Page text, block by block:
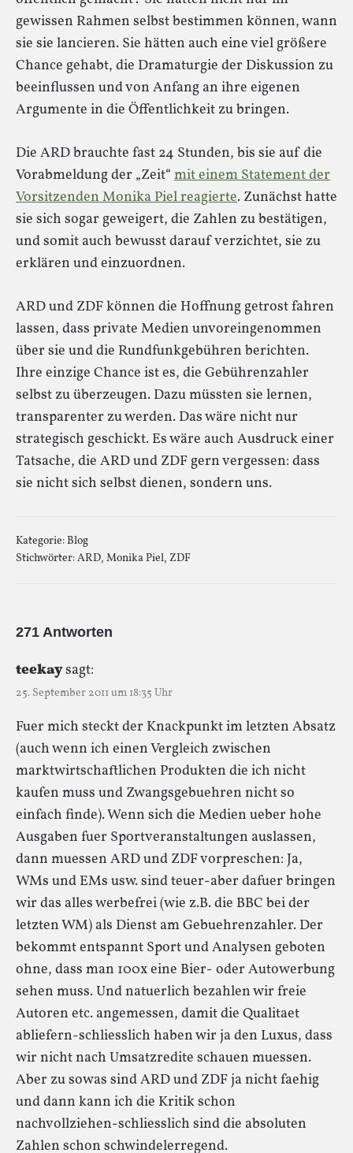
gewissen Rahmen selbst bestimmen können, wann
sie sie lancieren. Sie hätten auch eine viel größere
Chance gehabt, die Dramaturgie der Diskussion zu
beeinflussen und von Anfang an ihre eigenen
Argumente in die Öffentlichkeit zu bringen.
Die ARD brauchte fast 24 Stunden, bis sie auf die
Vorabmeldung der „Zeit“ mit einem Statement der
Vorsitzenden Monika Piel reagierte. Zunächst hatte
sie sich sogar geweigert, die Zahlen zu bestätigen,
und somit auch bewusst darauf verzichtet, sie zu
erklären und einzuordnen.
ARD und ZDF können die Hoffnung getrost fahren
lassen, dass private Medien unvoreingenommen
über sie und die Rundfunkgebühren berichten.
Ihre einzige Chance ist es, die Gebührenzahler
selbst zu überzeugen. Dazu müssten sie lernen,
transparenter zu werden. Das wäre nicht nur
strategisch geschickt. Es wäre auch Ausdruck einer
Tatsache, die ARD und ZDF gern vergessen: dass
sie nicht sich selbst dienen, sondern uns.
Kategorie:Blog
Stichwörter:ARD, Monika Piel, ZDF
271 Antworten
teekaysagt:
25. September 2011 um 18:35 Uhr
Fuer mich steckt der Knackpunkt im letzten Absatz
(auch wenn ich einen Vergleich zwischen
marktwirtschaftlichen Produkten die ich nicht
kaufen muss und Zwangsgebuehren nicht so
einfach finde). Wenn sich die Medien ueber hohe
Ausgaben fuer Sportveranstaltungen auslassen,
dann muessen ARD und ZDF vorpreschen: Ja,
WMs und EMs usw. sind teuer-aber dafuer bringen
wir das alles werbefrei (wie z.B. die BBC bei der
letzten WM) als Dienst am Gebuehrenzahler. Der
bekommt entspannt Sport und Analysen geboten
ohne, dass man 100x eine Bier- oder Autowerbung
sehen muss. Und natuerlich bezahlen wir freie
Autoren etc. angemessen, damit die Qualitaet
abliefern-schliesslich haben wir ja den Luxus, dass
wir nicht nach Umsatzredite schauen muessen.
Aber zu sowas sind ARD und ZDF ja nicht faehig
und dann kann ich die Kritik schon
nachvollziehen-schliesslich sind die absoluten
Zahlen schon schwindelerregend.